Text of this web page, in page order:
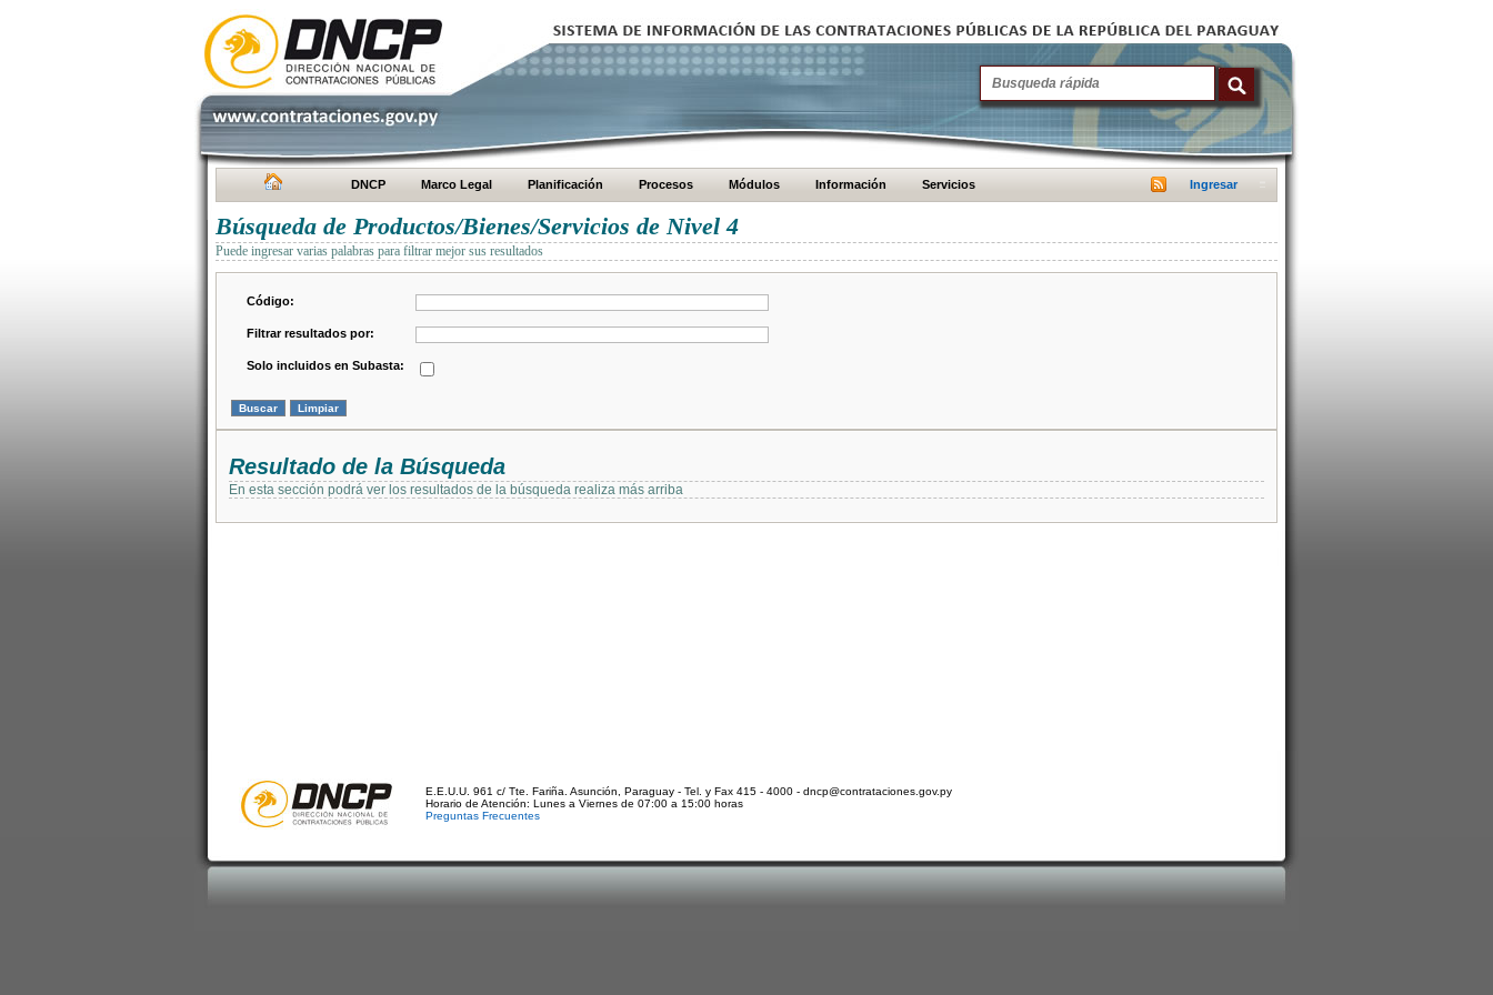
DNCP Marco Legal Planificación Procesos Módulos Información Servicios Ingresar
Búsqueda de Productos/Bienes/Servicios de Nivel 4
Puede ingresar varias palabras para filtrar mejor sus resultados
Código:
Filtrar resultados por:
Solo incluidos en Subasta:
Resultado de la Búsqueda
En esta sección podrá ver los resultados de la búsqueda realiza más arriba
E.E.U.U. 961 c/ Tte. Fariña. Asunción, Paraguay - Tel. y Fax 415 - 4000 - dncp@contrataciones.gov.py
Horario de Atención: Lunes a Viernes de 07:00 a 15:00 horas
Preguntas Frecuentes